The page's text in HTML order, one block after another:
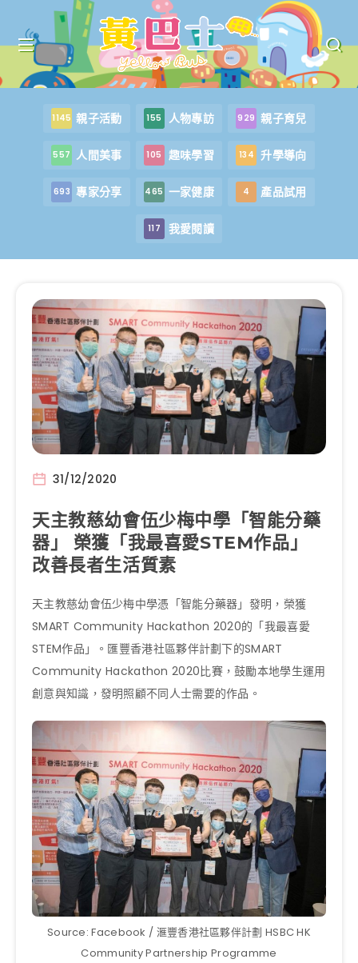
1145 親子活動 155 人物專訪 929 親子育兒
557 人間美事 105 趣味學習 134 升學導向
693 專家分享 465 一家健康 4 產品試用
117 我愛閱讀
31/12/2020
天主教慈幼會伍少梅中學「智能分藥
器」 榮獲「我最喜愛STEM作品」
改善長者生活質素
天主教慈幼會伍少梅中學憑「智能分藥器」發明，榮獲
SMART Community Hackathon 2020的「我最喜愛
STEM作品」。匯豐香港社區夥伴計劃下的SMART
Community Hackathon 2020比賽，鼓勵本地學生運用
創意與知識，發明照顧不同人士需要的作品。
Source: Facebook / 滙豐香港社區夥伴計劃 HSBC HK
Community Partnership Programme